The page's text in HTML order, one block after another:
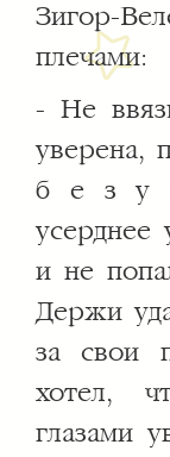
Зигор-
плечами:
- Не
уверена,
б е з у
усерднее
и не
Держи
за свои
хотел,
глазами